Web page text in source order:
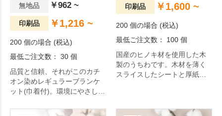
無地品 ￥962 ~
印刷品 ￥1,216 ~
200 個の場合 (税込)
最低ご注文数： 30 個
品質と信頼、それがこのカチ
オン染めレギュラーブランケ
ット(巾着付)。環境にやさしい
ンケットです。
印刷品 ￥1,600 ~
200 個の場合 (税込)
最低ご注文数： 100 個
国産のヒノキ材を使用した木
製のうちわです。木材を薄く
スライスしたシートと厚紙を